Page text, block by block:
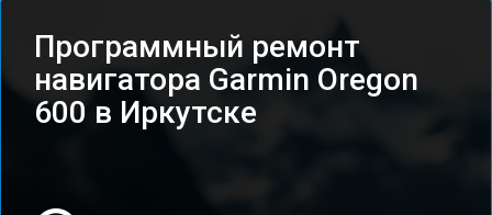
Программный ремонт
навигатора Garmin Oregon
600 в Иркутске